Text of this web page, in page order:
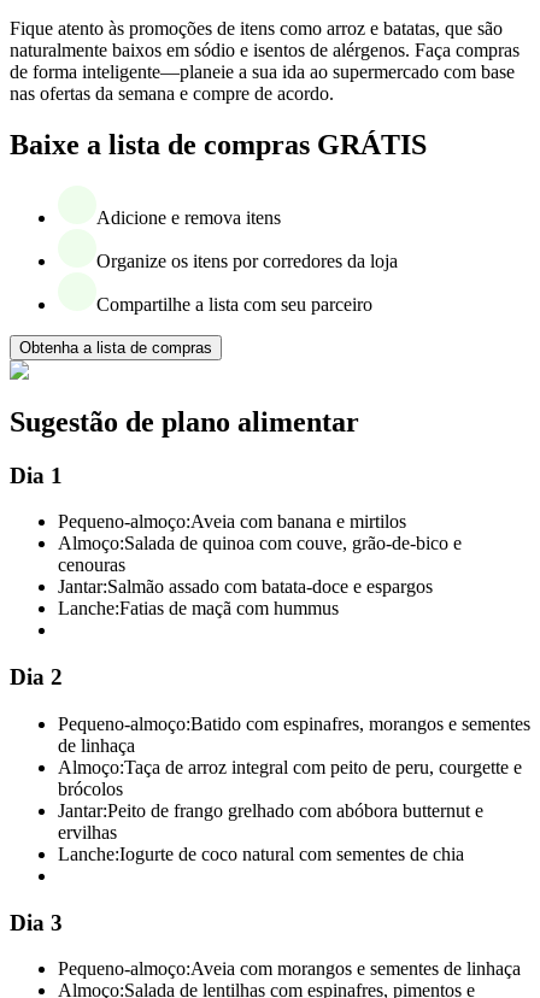
Fique atento às promoções de itens como arroz e batatas, que são
naturalmente baixos em sódio e isentos de alérgenos. Faça compras
de forma inteligente—planeie a sua ida ao supermercado com base
nas ofertas da semana e compre de acordo.
Baixe a lista de compras GRÁTIS
Adicione e remova itens
Organize os itens por corredores da loja
Compartilhe a lista com seu parceiro
Obtenha a lista de compras
Sugestão de plano alimentar
Dia 1
Pequeno-almoço:Aveia com banana e mirtilos
Almoço:Salada de quinoa com couve, grão-de-bico e
cenouras
Jantar:Salmão assado com batata-doce e espargos
Lanche:Fatias de maçã com hummus
Dia 2
Pequeno-almoço:Batido com espinafres, morangos e sementes
de linhaça
Almoço:Taça de arroz integral com peito de peru, courgette e
brócolos
Jantar:Peito de frango grelhado com abóbora butternut e
ervilhas
Lanche:Iogurte de coco natural com sementes de chia
Dia 3
Pequeno-almoço:Aveia com morangos e sementes de linhaça
Almoço:Salada de lentilhas com espinafres, pimentos e